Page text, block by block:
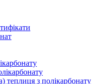
теплиця з полікарбонату